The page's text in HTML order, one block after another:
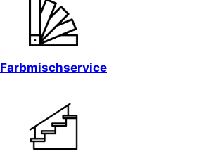
Farbmischservice